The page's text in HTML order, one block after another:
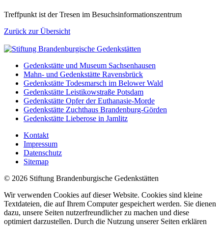
Treffpunkt ist der Tresen im Besuchsinformationszentrum
Zurück zur Übersicht
Gedenkstätte und Museum Sachsenhausen
Mahn- und Gedenkstätte Ravensbrück
Gedenkstätte Todesmarsch im Belower Wald
Gedenkstätte Leistikowstraße Potsdam
Gedenkstätte Opfer der Euthanasie-Morde
Gedenkstätte Zuchthaus Brandenburg-Görden
Gedenkstätte Lieberose in Jamlitz
Kontakt
Impressum
Datenschutz
Sitemap
© 2026 Stiftung Brandenburgische Gedenkstätten
Wir verwenden Cookies auf dieser Website. Cookies sind kleine
Textdateien, die auf Ihrem Computer gespeichert werden. Sie dienen
dazu, unsere Seiten nutzerfreundlicher zu machen und diese
optimiert darzustellen. Durch die Nutzung unserer Seiten erklären